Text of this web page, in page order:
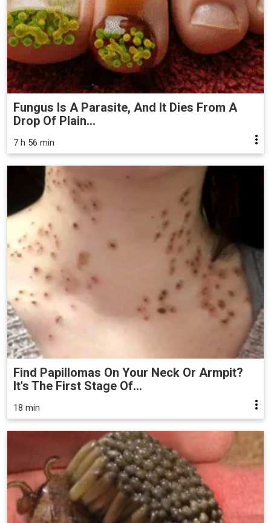
Fungus Is A Parasite, And It Dies From A
Drop Of Plain...
7 h 56 min
Find Papillomas On Your Neck Or Armpit?
It's The First Stage Of...
18 min